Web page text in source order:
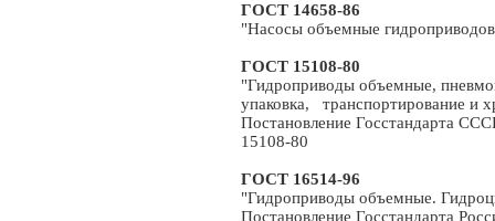
ГОСТ 14658-86
"Насосы объемные
ГОСТ 15108-80
"Гидроприводы объемные,
упаковка, транспортирование и
Постановление Госстандарта
15108-80
ГОСТ 16514-96
"Гидроприводы объемные.
Постановление Госстандарта